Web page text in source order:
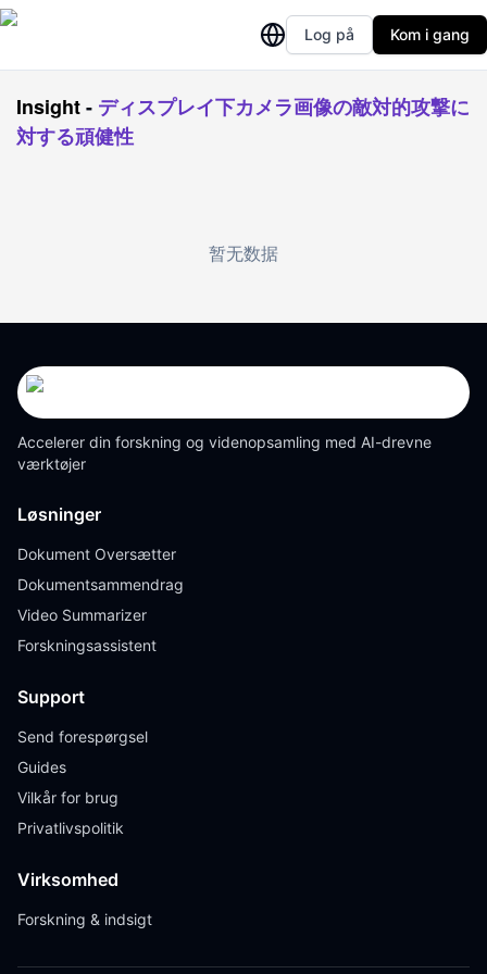
Log på Kom i gang
Insight- ディスプレイ下カメラ画像の敵対的攻撃に
対する頑健性
暂无数据
Accelerer din forskning og videnopsamling med AI-drevne
værktøjer
Løsninger
Dokument Oversætter
Dokumentsammendrag
Video Summarizer
Forskningsassistent
Support
Send forespørgsel
Guides
Vilkår for brug
Privatlivspolitik
Virksomhed
Forskning & indsigt